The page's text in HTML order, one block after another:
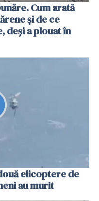
Cum arată
și de ce
deși a plouat în
elicoptere de
au murit